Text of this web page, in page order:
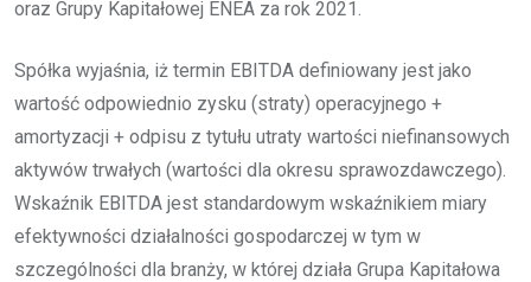
oraz Grupy Kapitałowej ENEA za rok 2021.
Spółka wyjaśnia, iż termin EBITDA definiowany jest jako
wartość odpowiednio zysku (straty) operacyjnego +
amortyzacji + odpisu z tytułu utraty wartości niefinansowych
aktywów trwałych (wartości dla okresu sprawozdawczego).
Wskaźnik EBITDA jest standardowym wskaźnikiem miary
efektywności działalności gospodarczej w tym w
szczególności dla branży, w której działa Grupa Kapitałowa